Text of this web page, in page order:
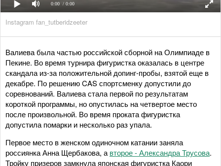
0:00 / 0:00
Instagram fan_tutberidzeeter
Валиева была частью российской сборной на Олимпиаде в
Пекине. Во время турнира фигуристка оказалась в центре
скандала из-за положительной допинг-пробы, взятой еще в
декабре. По решению CAS спортсменку допустили до
соревнований. Валиева стала первой по результатам
короткой программы, но опустилась на четвертое место
после произвольной. Во время проката фигуристка
допустила помарки и несколько раз упала.
Первое место в женском одиночном катании заняла
россиянка Анна Щербакова, а второе - Александра Трусова.
Тройку призеров замкнула японская фигуристка Каори